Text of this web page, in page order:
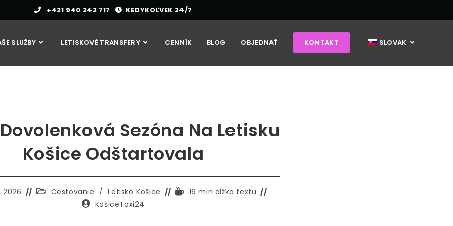
+421 940 242 717 KEDYKOĽVEK 24/7
SLUŽBY LETISKOVÉ TRANSFERY CENNÍK BLOG OBJEDNAŤ KONTAKT SLOVAK
Sezóna Na Letisku
Košice Odštartovala
2026
Kategória
Cestovanie / Letisko Košice
Čas16 min dĺžka textu
AutorKošiceTaxi24